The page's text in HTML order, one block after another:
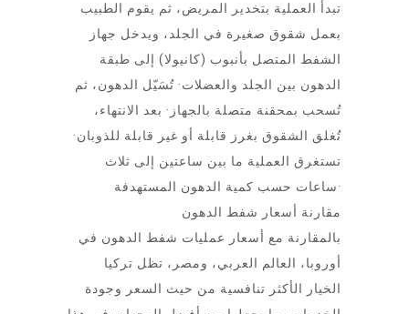
تبدأ العملية بتخدير المريض، ثم يقوم الطبيب
بعمل شقوق صغيرة في الجلد، ويدخل جهاز
الشفط المتصل بأنبوب (كانيولا) إلى طبقة
الدهون بين الجلد والعضلات· تُسَيّل الدهون، ثم
تُسحب بمحقنة متصلة بالجهاز· بعد الانتهاء،
تُغلق الشقوق بغرز قابلة أو غير قابلة للذوبان·
تستغرق العملية ما بين ساعتين إلى ثلاث
ساعات حسب كمية الدهون المستهدفة·
مقارنة أسعار شفط الدهون
بالمقارنة مع أسعار عمليات شفط الدهون في
أوروبا، العالم العربي، ومصر، تظل تركيا
الخيار الأكثر تنافسية من حيث السعر وجودة